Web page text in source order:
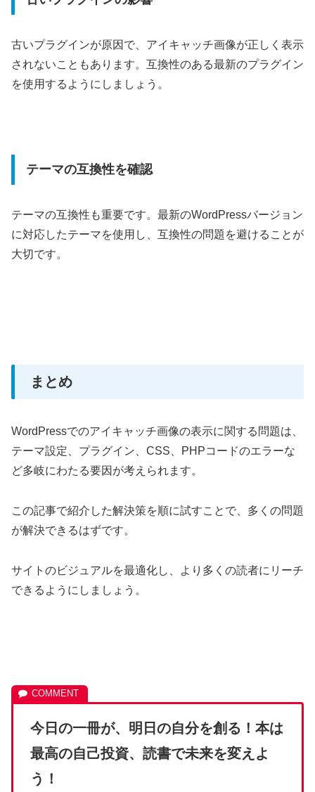
古いプラグインが原因で、アイキャッチ画像が正しく表示
されないこともあります。互換性のある最新のプラグイン
を使用するようにしましょう。
テーマの互換性を確認
テーマの互換性も重要です。最新のWordPressバージョン
に対応したテーマを使用し、 互換性の問題を避けることが
大切です。
まとめ
WordPressでのアイキャッチ画像の表示に関する問題は、
テーマ設定、プラグイン、CSS、PHPコードのエラーな
ど多岐にわたる要因が考えられます。
この記事で紹介した解決策を順に試すことで、多くの問題
が解決できるはずです。
サイトのビジュアルを最適化し、より多くの読者にリーチ
できるようにしましょう。
今日の一冊が、明日の自分を創る！本は
最高の自己投資、読書で未来を変えよ
う！